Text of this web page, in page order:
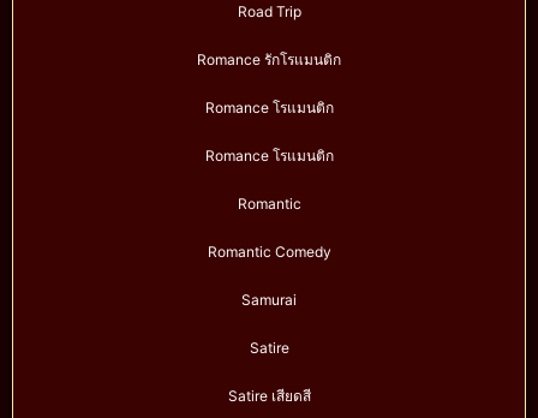
Road Trip
Romance รักโรแมนติก
Romance โรแมนติก
Romance โรแมนติก
Romantic
Romantic Comedy
Samurai
Satire
Satire เสียดสี